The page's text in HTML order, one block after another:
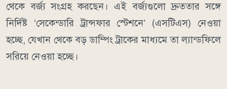
থেকে বর্জ্য সংগ্রহ করছেন। এই বর্জ্যগুলো দ্রুততার সঙ্গে
নির্দিষ্ট ‘সেকেন্ডারি ট্রান্সফার স্টেশনে’ (এসটিএস) নেওয়া
হচ্ছে, যেখান থেকে বড় ডাম্পিং ট্রাকের মাধ্যমে তা ল্যান্ডফিলে
সরিয়ে নেওয়া হচ্ছে।